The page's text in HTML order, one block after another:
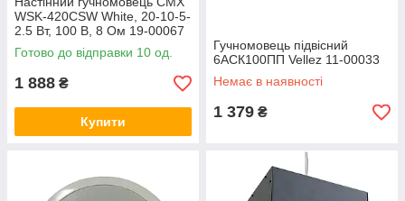
WSK-420CSW White, 20-10-5-
2.5 Вт, 100 В, 8 Ом 19-00067
Готово до відправки 10 од.
1 888 ₴
Купити
Гучномовець підвісний
6АСК100ПП Vellez 11-00033
Немає в наявності
1 379 ₴